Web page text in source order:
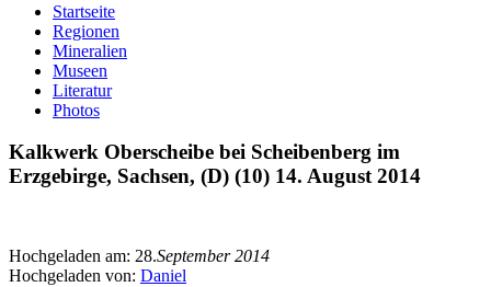
Startseite
Regionen
Mineralien
Museen
Literatur
Photos
Kalkwerk Oberscheibe bei Scheibenberg im
Erzgebirge, Sachsen, (D) (10) 14. August 2014
Hochgeladen am: 28.September 2014
Hochgeladen von: Daniel